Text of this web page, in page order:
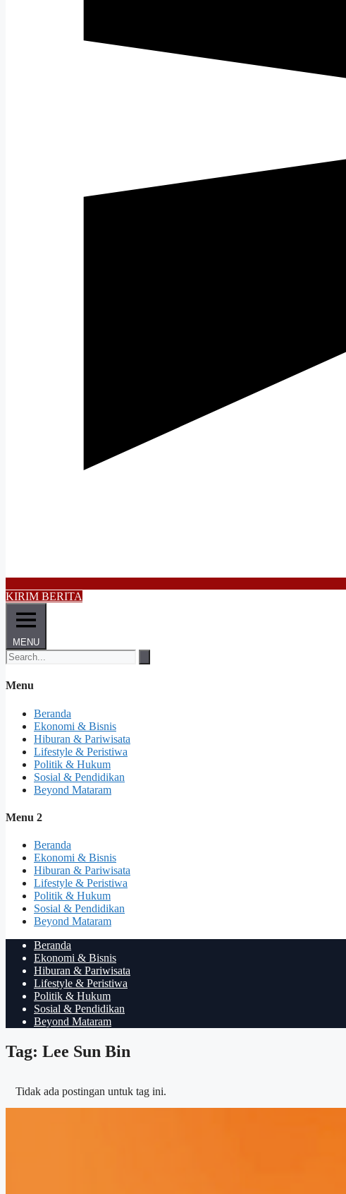
KIRIM BERITA
MENU
Menu
Beranda
Ekonomi & Bisnis
Hiburan & Pariwisata
Lifestyle & Peristiwa
Politik & Hukum
Sosial & Pendidikan
Beyond Mataram
Menu 2
Beranda
Ekonomi & Bisnis
Hiburan & Pariwisata
Lifestyle & Peristiwa
Politik & Hukum
Sosial & Pendidikan
Beyond Mataram
Beranda
Ekonomi & Bisnis
Hiburan & Pariwisata
Lifestyle & Peristiwa
Politik & Hukum
Sosial & Pendidikan
Beyond Mataram
Tag: Lee Sun Bin
Tidak ada postingan untuk tag ini.